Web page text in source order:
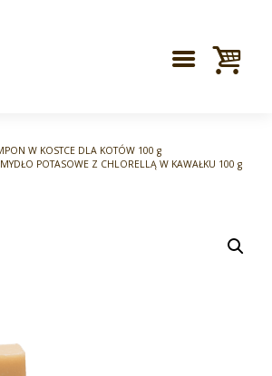
W KOSTCE DLA KOTÓW 100 g
POTASOWE Z CHLORELLĄ W KAWAŁKU 100 g